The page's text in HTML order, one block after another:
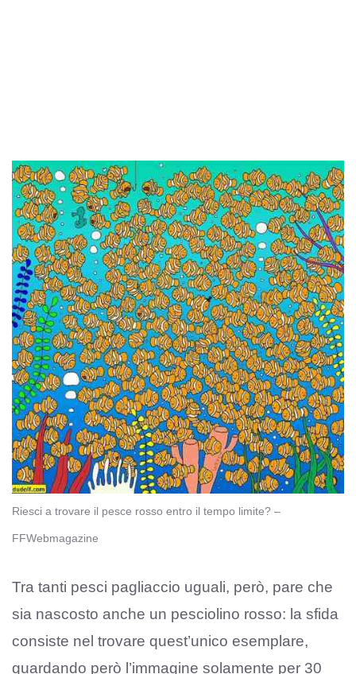
Riesci a trovare il pesce rosso entro il tempo limite? –
FFWebmagazine
Tra tanti pesci pagliaccio uguali, però, pare che
sia nascosto anche un pesciolino rosso: la sfida
consiste nel trovare quest’unico esemplare,
guardando però l’immagine solamente per 30